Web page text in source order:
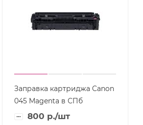
Заправка картриджа Canon
045 Magenta в СПб
800 р./шт